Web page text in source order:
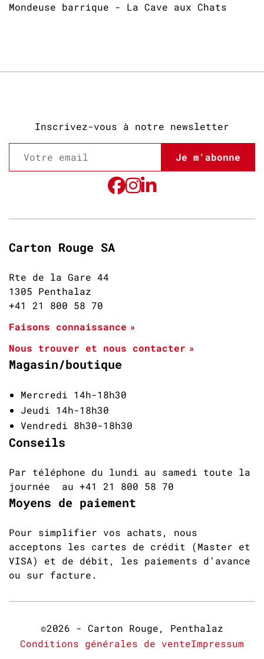
Mondeuse barrique - La Cave aux Chats
Inscrivez-vous à notre newsletter
Je m'abonne
Carton Rouge SA
Rte de la Gare 44
1305 Penthalaz
+41 21 800 58 70
Faisons connaissance
Nous trouver et nous contacter
Magasin/boutique
Mercredi 14h-18h30
Jeudi 14h-18h30
Vendredi 8h30-18h30
Conseils
Par téléphone du lundi au samedi toute la
journée au +41 21 800 58 70
Moyens de paiement
Pour simplifier vos achats, nous
acceptons les cartes de crédit (Master et
VISA) et de débit, les paiements d’avance
ou sur facture.
©2026 - Carton Rouge, Penthalaz
Conditions générales de venteImpressum